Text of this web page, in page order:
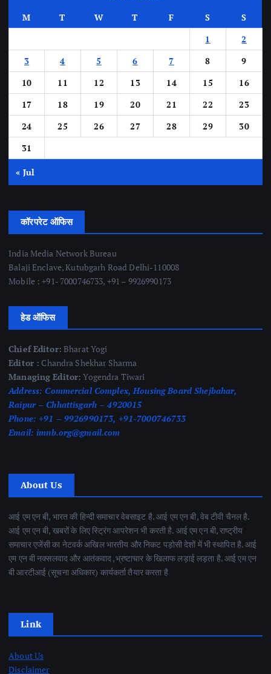
M T W T F S
S
1
2
3
4 5 6 7 8
9
10
11 12 13 14 15
16
17
18 19 20 21 22
23
24
25 26 27 28 29
30
31
« Jul
कॉरपरेट ऑफिस
India Media Network Bureau
Balaji Enclave, Kutubgarh Road Delhi-110008
Mobile : +91- 7000746733, +91 – 9926990173
हेड ऑफिस
Chief Editor: Bharat Yogi
Editor : Chandra Shekhar Sharma
Managing Editor: Yogendra Tiwari
Address: Commercial Complex, Housing Board Shejbahar,
Raipur – Chhattisgarh – 4920015
Phone: +91 – 9926990173, +91-7000746733
Email: imnb.org@gmail.com
About Us
आई एम एन बी, भारत की हिन्दी समाचार वेबसाइट है. आई एम एन बी, वेब टीवी चैनल है.
आई एम एन बी, खबरों के लिए स्ट्रिंग आपरेशन भी करती है. आई एम एन बी, राष्ट्रीय
समाचार एजेंसी का नेटवर्क अखिल भारतीय और निकट पड़ोसी देशों में भी स्थापित है. आई
एम एन बी नक्सलवाद और आतंकवाद ,भ्रष्टाचार के खिलाफ लड़ाई लड़ता है. आई एम एन
बी आरटीआई (सूचना अधिकार) कार्यकर्ता तैयार करता है
Link
About Us
Disclaimer